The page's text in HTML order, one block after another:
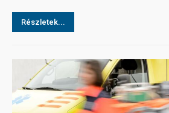
Részletek...